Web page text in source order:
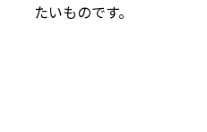
たいものです。